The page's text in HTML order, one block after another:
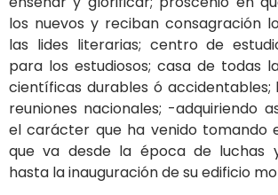
los nuevos y reciban consagración
las lides literarias; centro de
para los estudiosos; casa de todas
científicas durables ó accidentables;
reuniones nacionales; -adquiriendo
el carácter que ha venido tomando
que va desde la época de luchas
hasta la inauguración de su edificio